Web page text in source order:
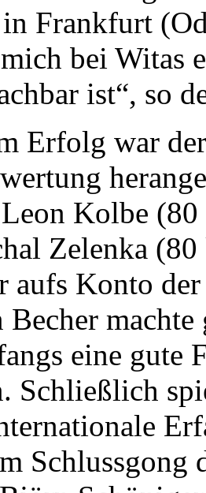
Frankfurt
bei Witas
ist“, so
Erfolg war
Kolbe
Zelenka
aufs Konto
machte
eine
Schließlich
Schlussgong